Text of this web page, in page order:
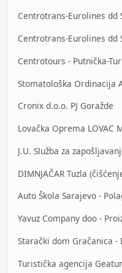
Stomatološka Ordinacija
Cronix d.o.o. PJ Goražde
Lovačka Oprema LOVAC
J.U. Služba za
DIMNJAČAR Tuzla
Auto Škola Sarajevo -
Yavuz Company doo -
Turistička agencija